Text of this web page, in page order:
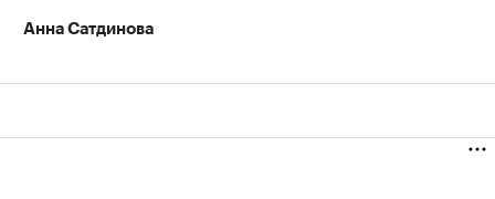
Анна Сатдинова